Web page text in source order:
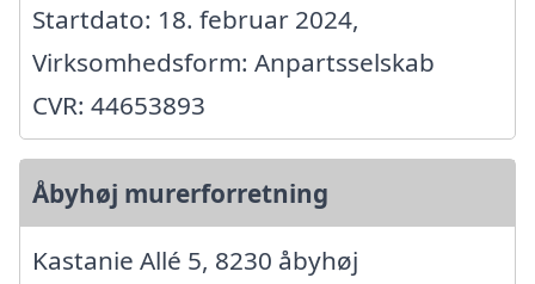
Startdato: 18. februar 2024,
Virksomhedsform: Anpartsselskab
CVR: 44653893
Åbyhøj murerforretning
Kastanie Allé 5, 8230 åbyhøj